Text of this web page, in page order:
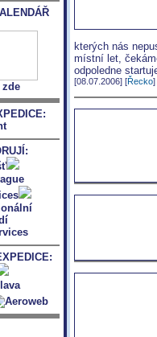
kterých nás
místní let,
odpoledne
[08.07.2006] [Řecko]